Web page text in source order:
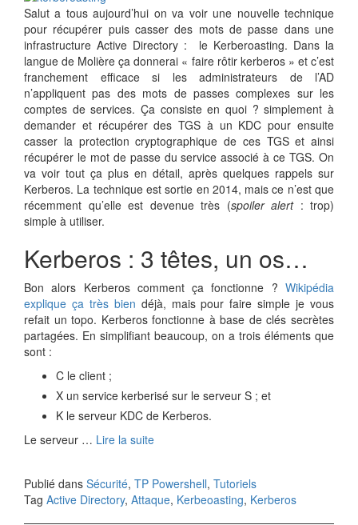
Salut a tous aujourd’hui on va voir une nouvelle technique
pour récupérer puis casser des mots de passe dans une
infrastructure Active Directory : le Kerberoasting. Dans la
langue de Molière ça donnerai « faire rôtir kerberos » et c’est
franchement efficace si les administrateurs de l’AD
n’appliquent pas des mots de passes complexes sur les
comptes de services. Ça consiste en quoi ? simplement à
demander et récupérer des TGS à un KDC pour ensuite
casser la protection cryptographique de ces TGS et ainsi
récupérer le mot de passe du service associé à ce TGS. On
va voir tout ça plus en détail, après quelques rappels sur
Kerberos. La technique est sortie en 2014, mais ce n’est que
récemment qu’elle est devenue très (spoiler alert: trop)
simple à utiliser.
Kerberos : 3 têtes, un os…
Bon alors Kerberos comment ça fonctionne ? Wikipédia
explique ça très bien déjà, mais pour faire simple je vous
refait un topo. Kerberos fonctionne à base de clés secrètes
partagées. En simplifiant beaucoup, on a trois éléments que
sont :
C le client ;
X un service kerberisé sur le serveur S ; et
K le serveur KDC de Kerberos.
Le serveur … Lire la suite
Publié dans Sécurité, TP Powershell, Tutoriels
Tag Active Directory, Attaque, Kerbeoasting, Kerberos